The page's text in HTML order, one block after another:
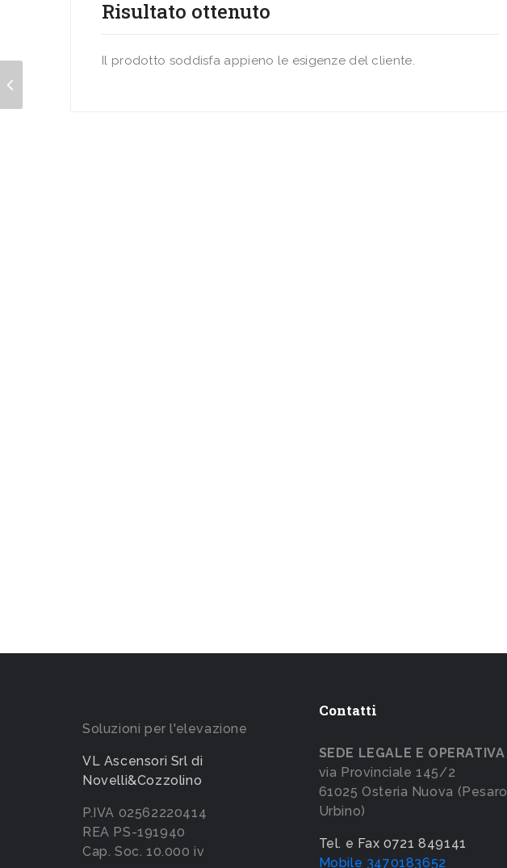
Risultato ottenuto
Il prodotto soddisfa appieno le esigenze del cliente.
Soluzioni per l'elevazione
VL Ascensori Srl di
Novelli&Cozzolino
P.IVA 02562220414
REA PS-191940
Cap. Soc. 10.000 iv
Contatti
SEDE LEGALE E OPERATIVA
via Provinciale 145/2
61025 Osteria Nuova (Pesaro
Urbino)
Tel. e Fax 0721 849141
Mobile 3470183652